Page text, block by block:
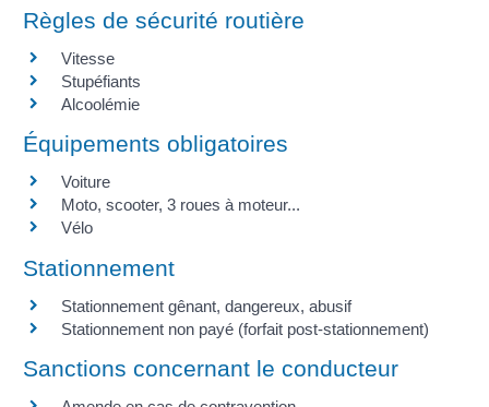
Règles de sécurité routière
Vitesse
Stupéfiants
Alcoolémie
Équipements obligatoires
Voiture
Moto, scooter, 3 roues à moteur...
Vélo
Stationnement
Stationnement gênant, dangereux, abusif
Stationnement non payé (forfait post-stationnement)
Sanctions concernant le conducteur